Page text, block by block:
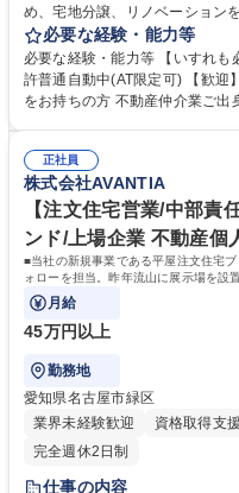
め、宅地分譲、リノベーション
募集しており、これまでのご経
ただきます！ 【業務内容】 ・不動産の情報収集・現地調査・員料作成 ・
契約条件(売貞金額、契約内容
※販売は仲介会社さんにお願いしております。
必要な経験・能力等
必要な経験・能力等 【いすれも必須】
許普通自動中(AT限定可) 【歓迎
をお持ちの方 不動産仲介業ご出身の方 東京に土地勘のある方 【働き方に
定や認証をいたたいております
大企業部 学歴・資格 学歴：大学院 大学 高専 短大 専修学校 高校 語学力：
資格：
正社員
株式会社AVANTIA
【注文住宅営業/中部責
ンド/上場企業 不動産個
■当社の新規事業である平屋注文住宅
ォローを担当。昨年流山に展示場を設
と、受注獲得を目指していただきます。
月給
45万円以上
勤務地
愛知県名古屋市緑区
業界未経験歓迎
資格取得支
完全週休2日制
仕事の内容